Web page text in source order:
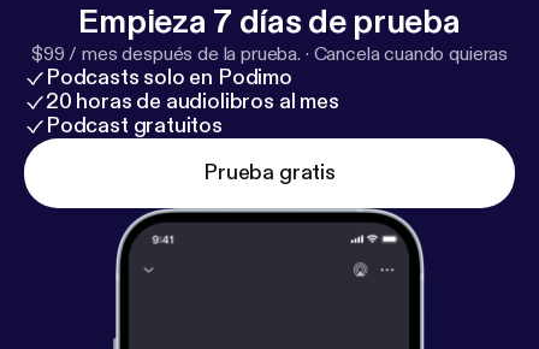
Empieza 7 días de prueba
$99 / mes después de la prueba. · Cancela cuando quieras
Podcasts solo en Podimo
20 horas de audiolibros al mes
Podcast gratuitos
Prueba gratis